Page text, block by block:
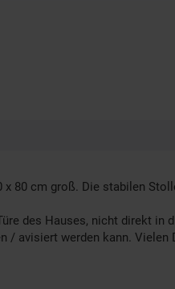
80 cm groß. Die stabilen
des Hauses, nicht direkt in
/ avisiert werden kann. Vielen